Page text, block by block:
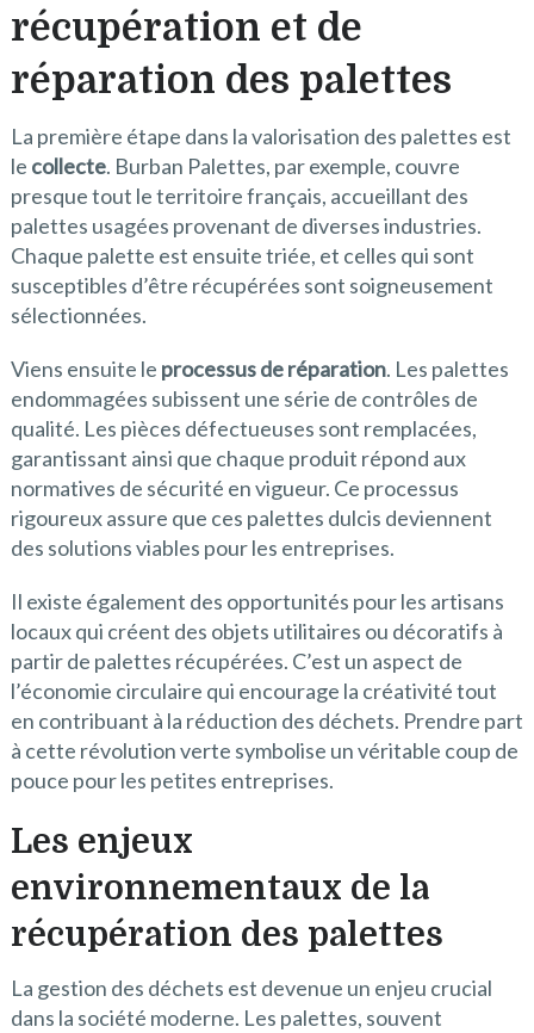
récupération et de
réparation des palettes
La première étape dans la valorisation des palettes est
le collecte. Burban Palettes, par exemple, couvre
presque tout le territoire français, accueillant des
palettes usagées provenant de diverses industries.
Chaque palette est ensuite triée, et celles qui sont
susceptibles d’être récupérées sont soigneusement
sélectionnées.
Viens ensuite le processus de réparation. Les palettes
endommagées subissent une série de contrôles de
qualité. Les pièces défectueuses sont remplacées,
garantissant ainsi que chaque produit répond aux
normatives de sécurité en vigueur. Ce processus
rigoureux assure que ces palettes dulcis deviennent
des solutions viables pour les entreprises.
Il existe également des opportunités pour les artisans
locaux qui créent des objets utilitaires ou décoratifs à
partir de palettes récupérées. C’est un aspect de
l’économie circulaire qui encourage la créativité tout
en contribuant à la réduction des déchets. Prendre part
à cette révolution verte symbolise un véritable coup de
pouce pour les petites entreprises.
Les enjeux
environnementaux de la
récupération des palettes
La gestion des déchets est devenue un enjeu crucial
dans la société moderne. Les palettes, souvent